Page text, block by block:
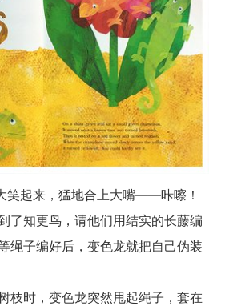
起来，猛地合上大嘴——咔嚓！
知更鸟，请他们用结实的长藤编
绳子编好后，变色龙就把自己伪装
时，变色龙突然甩起绳子，套在